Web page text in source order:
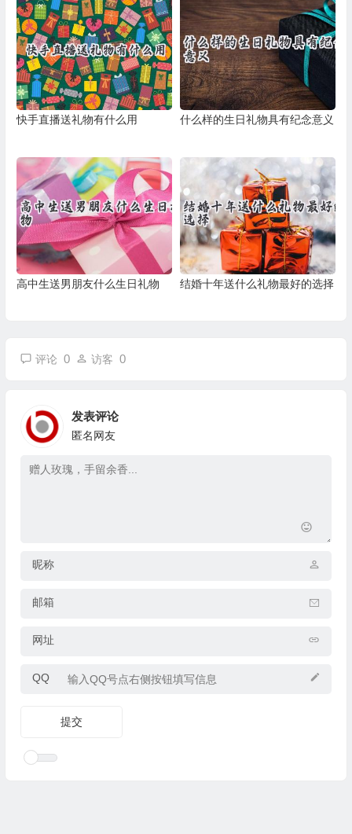
快手直播送礼物有什么用 什么样的生日礼物具有纪念意义
高中生送男朋友什么生日礼物 结婚十年送什么礼物最好的选择
评论 0 访客 0
发表评论
匿名网友
昵称
邮箱
网址
QQ